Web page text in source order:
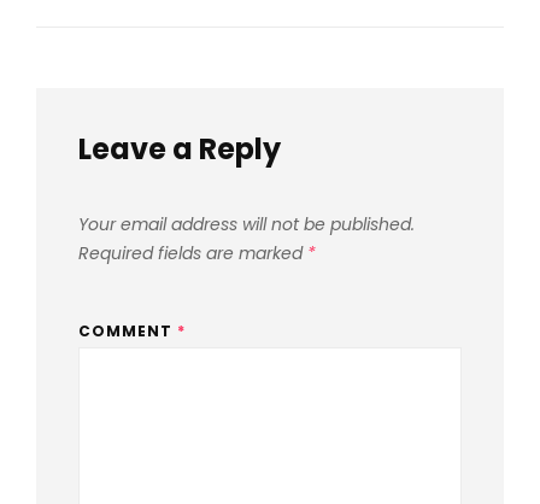
Leave a Reply
Your email address will not be published.
Required fields are marked *
COMMENT *